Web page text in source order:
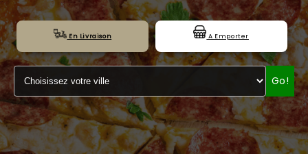
NOTRE RESTAURANT
VOS AVIS
MENTIONS LÉGALES
C.G.V
En Livraison A Emporter
Go!